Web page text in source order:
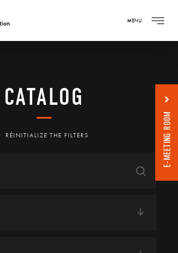
MENU
CATALOG
RÉINITIALIZE THE FILTERS E-MEETING ROOM